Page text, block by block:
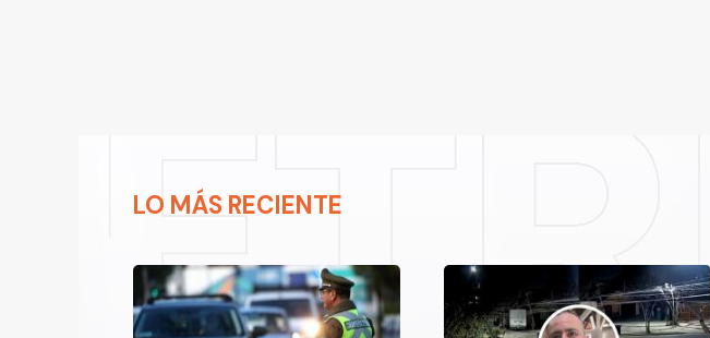
LO MÁS RECIENTE